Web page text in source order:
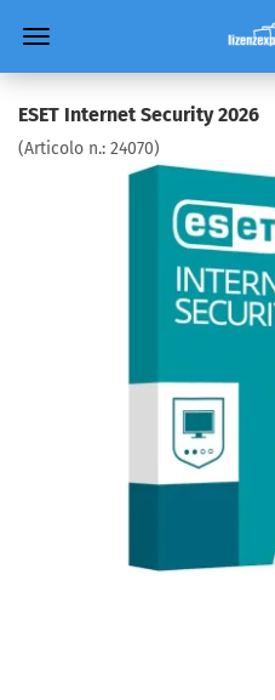
ESET Internet Security 2026
(Articolo n.: 24070)